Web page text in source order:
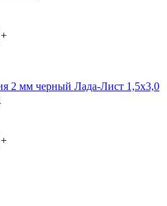
+
2 мм черный Лада-Лист 1,5х3,0
+